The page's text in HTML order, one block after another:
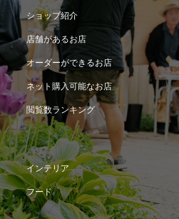
ショップ紹介
店舗があるお店
オーダーができるお店
ネット購入可能なお店
閲覧数ランキング
インテリア
フード